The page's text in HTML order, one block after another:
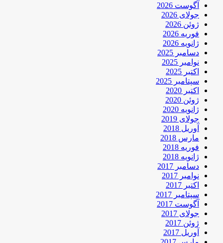
آگوست 2026
جولای 2026
ژوئن 2026
فوریه 2026
ژانویه 2026
دسامبر 2025
نوامبر 2025
اکتبر 2025
سپتامبر 2025
اکتبر 2020
ژوئن 2020
ژانویه 2020
جولای 2019
آوریل 2018
مارس 2018
فوریه 2018
ژانویه 2018
دسامبر 2017
نوامبر 2017
اکتبر 2017
سپتامبر 2017
آگوست 2017
جولای 2017
ژوئن 2017
آوریل 2017